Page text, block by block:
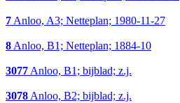
7Anloo, A3; Netteplan; 1980-11-27
8Anloo, B1; Netteplan; 1884-10
3077Anloo, B1; bijblad; z.j.
3078Anloo, B2; bijblad; z.j.